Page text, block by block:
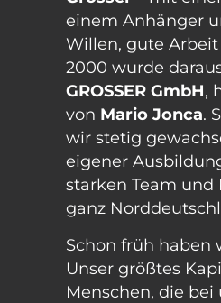
einem Anhänger
Willen, gute Arbeit
2000 wurde
GROSSER GmbH,
von Mario Jonca.
wir stetig
eigener
starken Team und
ganz
Schon früh haben
Unser größtes
Menschen, die bei